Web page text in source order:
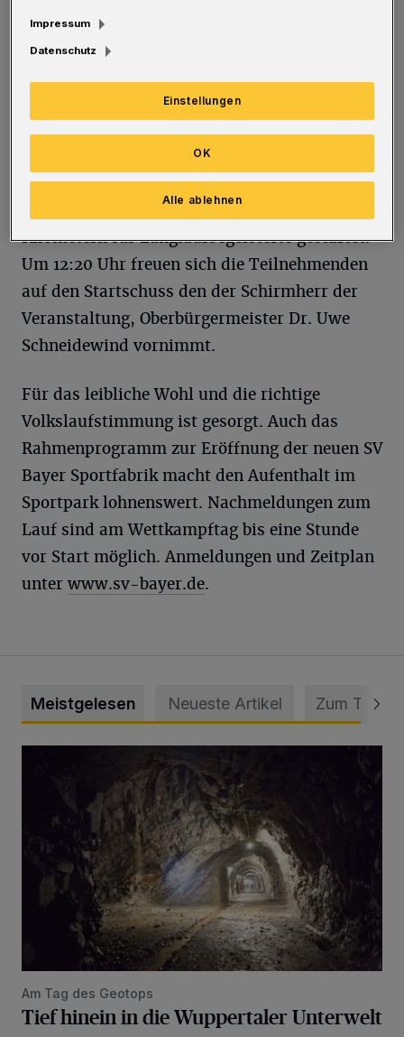
Musik und Moderation für die richtige
Motivation. Ab 10 Uhr werden Strecken von 85
Metern für die Allerjüngsten bis zu 10
Kilometern für Langlaufbegeisterte gestartet.
Um 12:20 Uhr freuen sich die Teilnehmenden
auf den Startschuss den der Schirmherr der
Veranstaltung, Oberbürgermeister Dr. Uwe
Schneidewind vornimmt.
Für das leibliche Wohl und die richtige
Volkslaufstimmung ist gesorgt. Auch das
Rahmenprogramm zur Eröffnung der neuen SV
Bayer Sportfabrik macht den Aufenthalt im
Sportpark lohnenswert. Nachmeldungen zum
Lauf sind am Wettkampftag bis eine Stunde
vor Start möglich. Anmeldungen und Zeitplan
unter www.sv-bayer.de.
Meistgelesen Neueste Artikel Zum Thema
Am Tag des Geotops
Tief hinein in die Wuppertaler Unterwelt
Impressum
Datenschutz
Einstellungen
Alle ablehnen
OK